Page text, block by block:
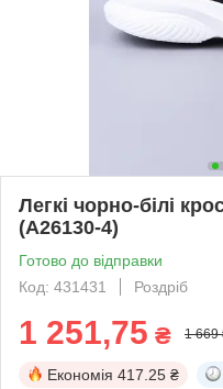
Легкі чорно-білі
(A26130-4)
Готово до відправки
Код: 431431
Роздріб
1 251,75 ₴ 1 669
Економія 417.25 ₴